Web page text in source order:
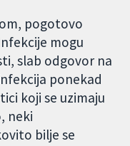
pogotovo
mogu
slab odgovor na
ponekad
koji se uzimaju
neki
bilje se